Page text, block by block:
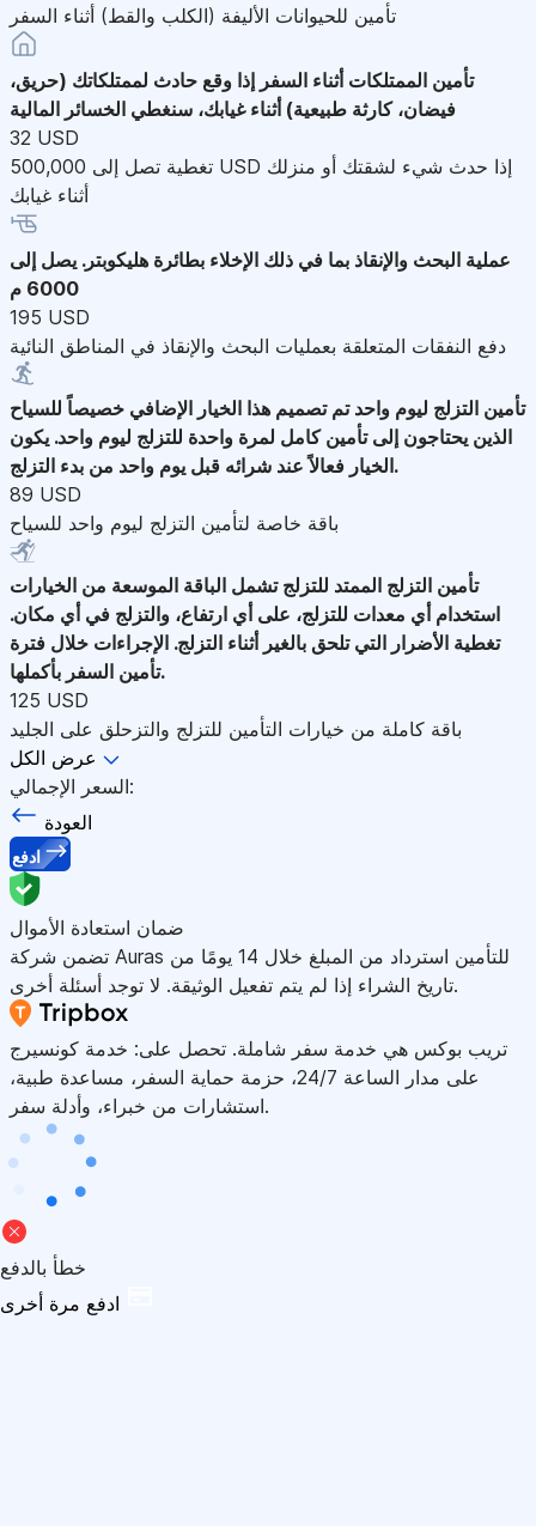
تأمين للحيوانات الأليفة (الكلب والقط) أثناء السفر
تأمين الممتلكات أثناء السفر إذا وقع حادث لممتلكاتك (حريق،
فيضان، كارثة طبيعية) أثناء غيابك، سنغطي الخسائر المالية
32 USD
تغطية تصل إلى 500,000 USD إذا حدث شيء لشقتك أو منزلك
أثناء غيابك
عملية البحث والإنقاذ بما في ذلك الإخلاء بطائرة هليكوبتر. يصل إلى
6000 م
195 USD
دفع النفقات المتعلقة بعمليات البحث والإنقاذ في المناطق النائية
تأمين التزلج ليوم واحد تم تصميم هذا الخيار الإضافي خصيصاً للسياح
الذين يحتاجون إلى تأمين كامل لمرة واحدة للتزلج ليوم واحد. يكون
الخيار فعالاً عند شرائه قبل يوم واحد من بدء التزلج.
89 USD
باقة خاصة لتأمين التزلج ليوم واحد للسياح
تأمين التزلج الممتد للتزلج تشمل الباقة الموسعة من الخيارات
استخدام أي معدات للتزلج، على أي ارتفاع، والتزلج في أي مكان.
تغطية الأضرار التي تلحق بالغير أثناء التزلج. الإجراءات خلال فترة
تأمين السفر بأكملها.
125 USD
باقة كاملة من خيارات التأمين للتزلج والتزحلق على الجليد
عرض الكل
السعر الإجمالي:
العودة
ادفع
ضمان استعادة الأموال
تضمن شركة Auras للتأمين استرداد من المبلغ خلال 14 يومًا من
تاريخ الشراء إذا لم يتم تفعيل الوثيقة. لا توجد أسئلة أخرى.
تريب بوكس هي خدمة سفر شاملة. تحصل على: خدمة كونسيرج
على مدار الساعة 24/7، حزمة حماية السفر، مساعدة طبية،
استشارات من خبراء، وأدلة سفر.
خطأ بالدفع